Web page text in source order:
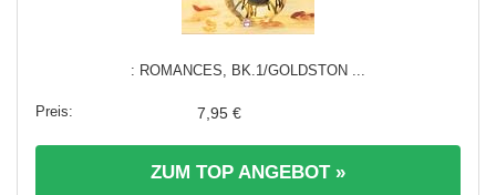
: ROMANCES, BK.1/GOLDSTON ...
7,95 €
ZUM TOP ANGEBOT »